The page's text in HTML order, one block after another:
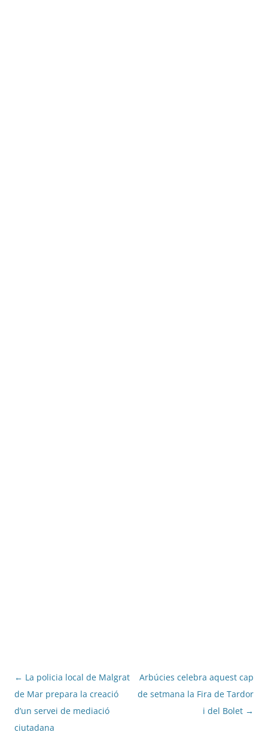
Navegació
per
les
entrades
← La policia local de Malgrat
de Mar prepara la creació
d’un servei de mediació
ciutadana
Arbúcies celebra aquest cap
de setmana la Fira de Tardor
i del Bolet →